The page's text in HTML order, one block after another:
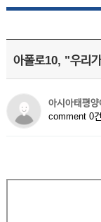
아폴로10, "우리
아시아태평양
comment 0건